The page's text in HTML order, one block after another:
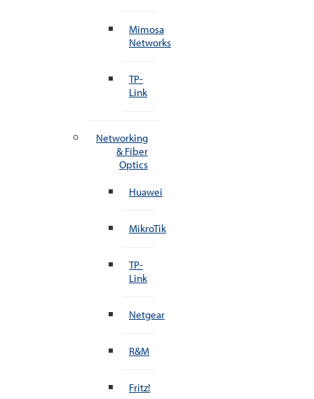
Mimosa
Networks
TP-
Link
Networking
& Fiber
Optics
Huawei
MikroTik
TP-
Link
Netgear
R&M
Fritz!